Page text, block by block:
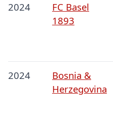
2024
FC Basel
1893
2024
Bosnia &
Herzegovina